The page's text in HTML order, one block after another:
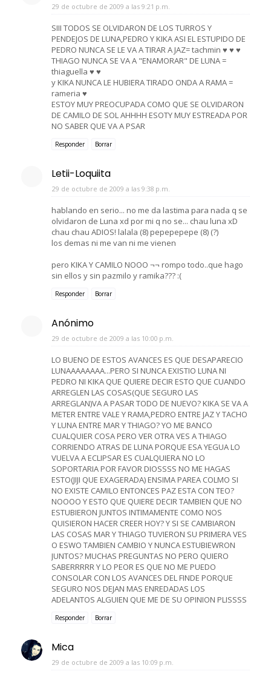
29 de octubre de 2009 a las 9:21 p.m.
SIII TODOS SE OLVIDARON DE LOS TURROS Y
PENDEJOS DE LUNA,PEDRO Y KIKA ASI EL ESTUPIDO DE
PEDRO NUNCA SE LE VA A TIRAR A JAZ= tachmin ♥ ♥ ♥
THIAGO NUNCA SE VA A "ENAMORAR" DE LUNA =
thiaguella ♥ ♥
y KIKA NUNCA LE HUBIERA TIRADO ONDA A RAMA =
rameria ♥
ESTOY MUY PREOCUPADA COMO QUE SE OLVIDARON
DE CAMILO DE SOL AHHHH ESOTY MUY ESTREADA POR
NO SABER QUE VA A PSAR
Responder Borrar
Letii-Loquiita
29 de octubre de 2009 a las 9:38 p.m.
hablando en serio... no me da lastima para nada q se
olvidaron de Luna xd por mi q no se... chau luna xD
chau chau ADIOS! lalala (8) pepepepepe (8) (?)
los demas ni me van ni me vienen
pero KIKA Y CAMILO NOOO ¬¬ rompo todo..que hago
sin ellos y sin pazmilo y ramika??? :(
Responder Borrar
Anónimo
29 de octubre de 2009 a las 10:00 p.m.
LO BUENO DE ESTOS AVANCES ES QUE DESAPARECIO
LUNAAAAAAAA...PERO SI NUNCA EXISTIO LUNA NI
PEDRO NI KIKA QUE QUIERE DECIR ESTO QUE CUANDO
ARREGLEN LAS COSAS(QUE SEGURO LAS
ARREGLAN)VA A PASAR TODO DE NUEVO? KIKA SE VA A
METER ENTRE VALE Y RAMA,PEDRO ENTRE JAZ Y TACHO
Y LUNA ENTRE MAR Y THIAGO? YO ME BANCO
CUALQUIER COSA PERO VER OTRA VES A THIAGO
CORRIENDO ATRAS DE LUNA PORQUE ESA YEGUA LO
VUELVA A ECLIPSAR ES CUALQUIERA NO LO
SOPORTARIA POR FAVOR DIOSSSS NO ME HAGAS
ESTO(JIJI QUE EXAGERADA) ENSIMA PAREA COLMO SI
NO EXISTE CAMILO ENTONCES PAZ ESTA CON TEO?
NOOOO Y ESTO QUE QUIERE DECIR TAMBIEN QUE NO
ESTUBIERON JUNTOS INTIMAMENTE COMO NOS
QUISIERON HACER CREER HOY? Y SI SE CAMBIARON
LAS COSAS MAR Y THIAGO TUVIERON SU PRIMERA VES
O ESWO TAMBIEN CAMBIO Y NUNCA ESTUBIEWRON
JUNTOS? MUCHAS PREGUNTAS NO PERO QUIERO
SABERRRRR Y LO PEOR ES QUE NO ME PUEDO
CONSOLAR CON LOS AVANCES DEL FINDE PORQUE
SEGURO NOS DEJAN MAS ENREDADAS LOS
ADELANTOS ALGUIEN QUE ME DE SU OPINION PLISSSS
Responder Borrar
Mica
29 de octubre de 2009 a las 10:09 p.m.